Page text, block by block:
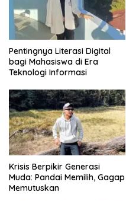
Pentingnya Literasi Digital
bagi Mahasiswa di Era
Teknologi Informasi
Krisis Berpikir Generasi
Muda: Pandai Memilih, Gagap
Memutuskan